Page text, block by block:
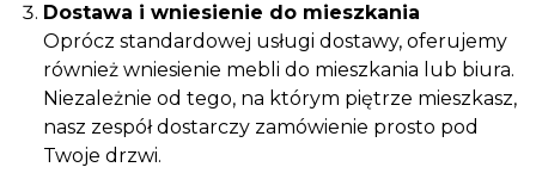
Dostawa i wniesienie do mieszkania
Oprócz standardowej usługi dostawy, oferujemy
również wniesienie mebli do mieszkania lub biura.
Niezależnie od tego, na którym piętrze mieszkasz,
nasz zespół dostarczy zamówienie prosto pod
Twoje drzwi.